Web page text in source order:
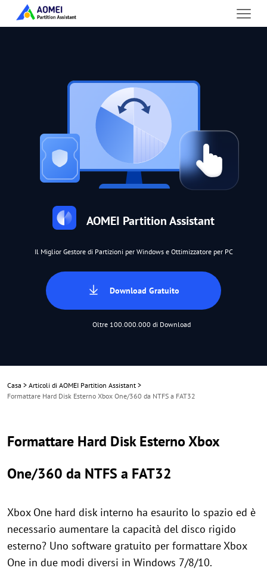
AOMEI Partition Assistant
Il Miglior Gestore di Partizioni per Windows e Ottimizzatore per PC
Download Gratuito
Oltre 100.000.000 di Download
Casa > Articoli di AOMEI Partition Assistant >
Formattare Hard Disk Esterno Xbox One/360 da NTFS a FAT32
Formattare Hard Disk Esterno Xbox
One/360 da NTFS a FAT32
Xbox One hard disk interno ha esaurito lo spazio ed è
necessario aumentare la capacità del disco rigido
esterno? Uno software gratuito per formattare Xbox
One in due modi diversi in Windows 7/8/10.